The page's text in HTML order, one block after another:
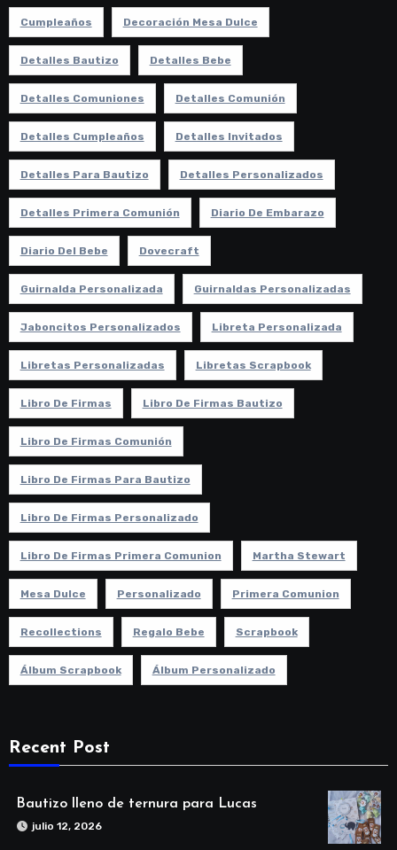
Cumpleaños Decoración Mesa Dulce
Detalles Bautizo Detalles Bebe
Detalles Comuniones Detalles Comunión
Detalles Cumpleaños Detalles Invitados
Detalles Para Bautizo Detalles Personalizados
Detalles Primera Comunión Diario De Embarazo
Diario Del Bebe Dovecraft
Guirnalda Personalizada Guirnaldas Personalizadas
Jaboncitos Personalizados Libreta Personalizada
Libretas Personalizadas Libretas Scrapbook
Libro De Firmas Libro De Firmas Bautizo
Libro De Firmas Comunión
Libro De Firmas Para Bautizo
Libro De Firmas Personalizado
Libro De Firmas Primera Comunion Martha Stewart
Mesa Dulce Personalizado Primera Comunion
Recollections Regalo Bebe Scrapbook
Álbum Scrapbook Álbum Personalizado
Recent Post
Bautizo lleno de ternura para Lucas
julio 12, 2026